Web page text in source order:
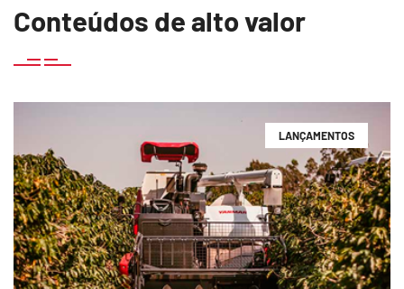
Conteúdos de alto valor
LANÇAMENTOS